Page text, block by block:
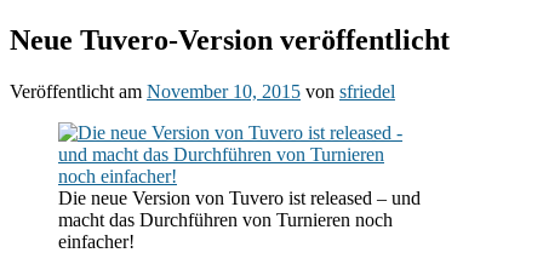
Neue Tuvero-Version veröffentlicht
Veröffentlicht am November 10, 2015 von sfriedel
Die neue Version von Tuvero ist released – und
macht das Durchführen von Turnieren noch
einfacher!